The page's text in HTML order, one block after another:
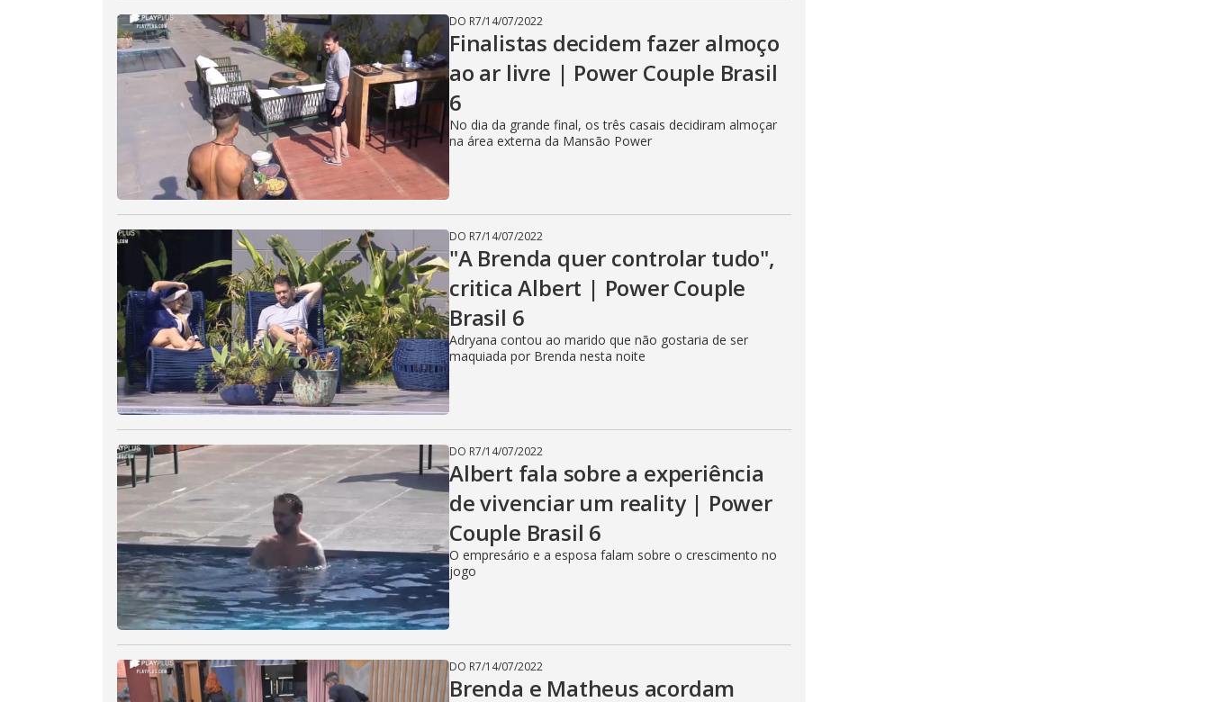
DO R7/14/07/2022
Finalistas decidem fazer almoço
ao ar livre | Power Couple Brasil
6
No dia da grande final, os três casais decidiram almoçar
na área externa da Mansão Power
DO R7/14/07/2022
"A Brenda quer controlar tudo",
critica Albert | Power Couple
Brasil 6
Adryana contou ao marido que não gostaria de ser
maquiada por Brenda nesta noite
DO R7/14/07/2022
Albert fala sobre a experiência
de vivenciar um reality | Power
Couple Brasil 6
O empresário e a esposa falam sobre o crescimento no
jogo
DO R7/14/07/2022
Brenda e Matheus acordam